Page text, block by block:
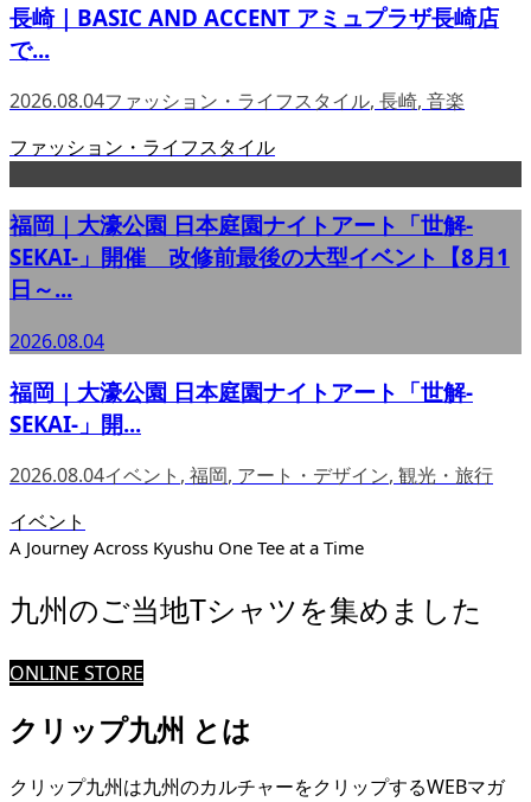
長崎｜BASIC AND ACCENT アミュプラザ長崎店
で...
2026.08.04ファッション・ライフスタイル, 長崎, 音楽
ファッション・ライフスタイル
福岡｜大濠公園 日本庭園ナイトアート「世解-
SEKAI-」開催 改修前最後の大型イベント【8月1
日～...
2026.08.04
福岡｜大濠公園 日本庭園ナイトアート「世解-
SEKAI-」開...
2026.08.04イベント , 福岡, アート・デザイン, 観光・旅行
イベント
A Journey Across Kyushu One Tee at a Time
九州のご当地Tシャツを集めました
ONLINE STORE
クリップ九州 とは
クリップ九州は九州のカルチャーをクリップするWEBマガ